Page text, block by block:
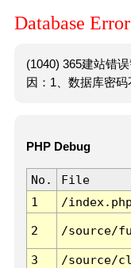
Database Error
(1040) 365建站错
因：1、数据库密码
PHP Debug
No. File
1
/index.php
2 /source/
3 /source/